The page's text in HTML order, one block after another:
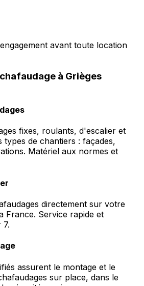
avant toute location
à Grièges
fixes, roulants, d'escalier et
de chantiers : façades,
Matériel aux normes et
directement sur votre
France. Service rapide et
7.
assurent le montage et le
sur place, dans le